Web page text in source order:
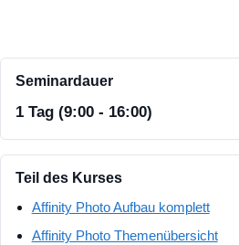
Seminardauer
1 Tag (9:00 - 16:00)
Teil des Kurses
Affinity Photo Aufbau komplett
Affinity Photo Themenübersicht